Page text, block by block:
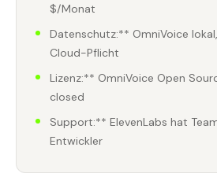
$/Monat
Datenschutz:** OmniVoice
Cloud-Pflicht
Lizenz:** OmniVoice Open
closed
Support:** ElevenLabs hat
Entwickler